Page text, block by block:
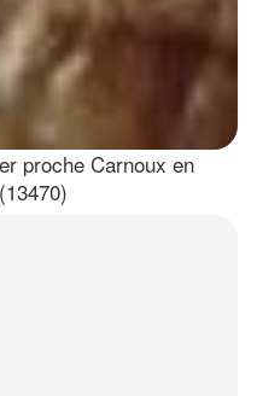
proche Carnoux en